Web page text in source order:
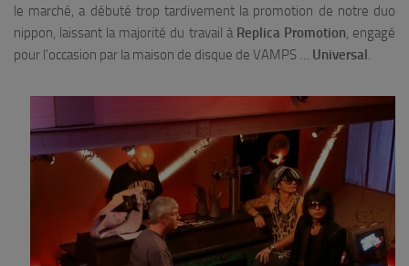
le marché, a débuté trop tardivement la promotion de notre duo
nippon, laissant la majorité du travail à Replica Promotion, engagé
pour l’occasion par la maison de disque de VAMPS … Universal.